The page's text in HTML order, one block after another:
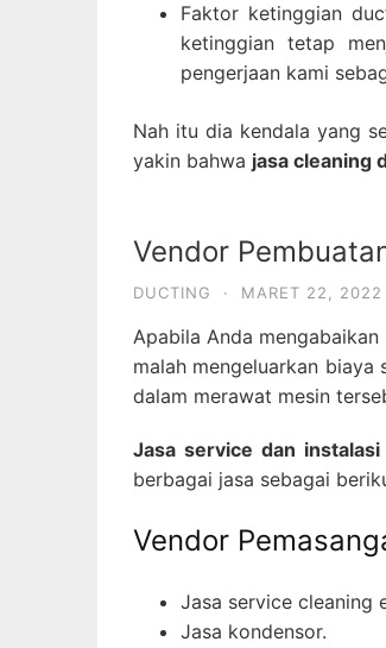
Faktor ketinggian
ketinggian tetap
pengerjaan kami
Nah itu dia kendala yang
yakin bahwa jasa cleaning
Vendor
DUCTING · MARET 22, 2022
Apabila Anda
malah mengeluarkan
dalam merawat mesin
Jasa service dan
berbagai jasa sebagai
Vendor
Jasa service cleaning
Jasa kondensor.